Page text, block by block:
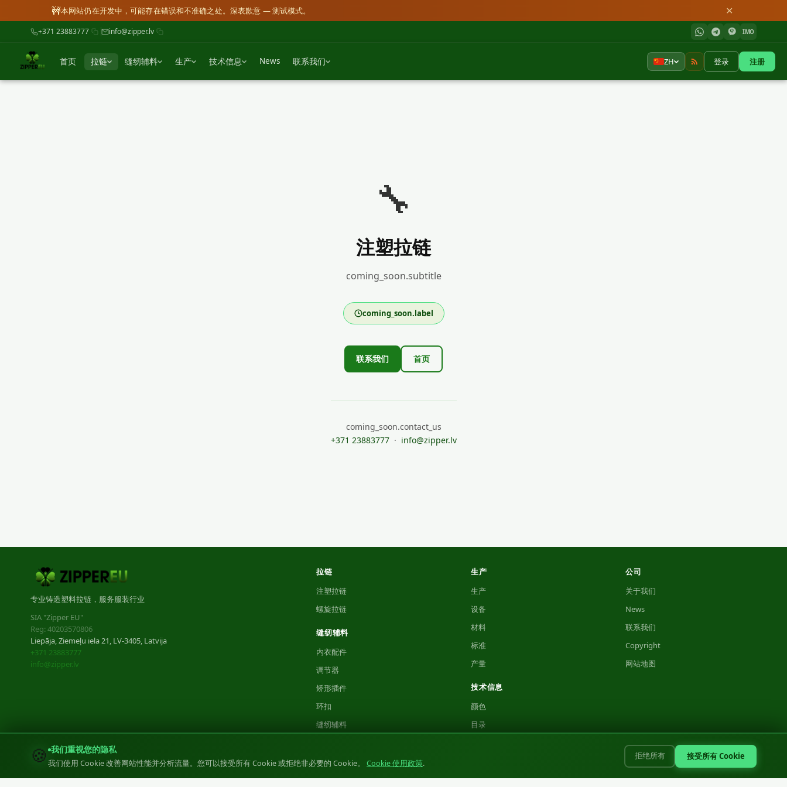
🚧本网站仍在开发中，可能存在错误和不准确之处。深表歉意 — 测试模式。 ✕
+371 23883777 info@zipper.lv IMO
首页 拉链 缝纫辅料 生产 技术信息 News 联系我们 ZH 登录 注册
🔧
注塑拉链
coming_soon.subtitle
coming_soon.label
联系我们 首页
coming_soon.contact_us
+371 23883777· info@zipper.lv
专业铸造塑料拉链，服务服装行业
SIA "Zipper EU"
Reg: 40203570806
Liepāja, Ziemeļu iela 21, LV-3405, Latvija
+371 23883777
info@zipper.lv
拉链
注塑拉链
螺旋拉链
缝纫辅料
内衣配件
调节器
矫形插件
环扣
缝纫辅料
类别 2
类别 3
生产
生产
设备
材料
标准
产量
技术信息
颜色
目录
产品测试
公司
关于我们
News
联系我们
Copyright
网站地图
🍪 我们重视您的隐私
我们使用 Cookie 改善网站性能并分析流量。您可以接受所有 Cookie 或拒绝非必要的 Cookie。 Cookie 使用政策.
拒绝所有 接受所有 Cookie